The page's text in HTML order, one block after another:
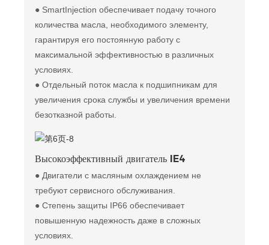
● SmartInjection обеспечивает подачу точного
количества масла, необходимого элементу,
гарантируя его постоянную работу с
максимальной эффективностью в различных
условиях.
● Отдельный поток масла к подшипникам для
увеличения срока службы и увеличения времени
безотказной работы.
Высокоэффективный двигатель IE4
● Двигатели с масляным охлаждением не
требуют сервисного обслуживания.
● Степень защиты IP66 обеспечивает
повышенную надежность даже в сложных
условиях.